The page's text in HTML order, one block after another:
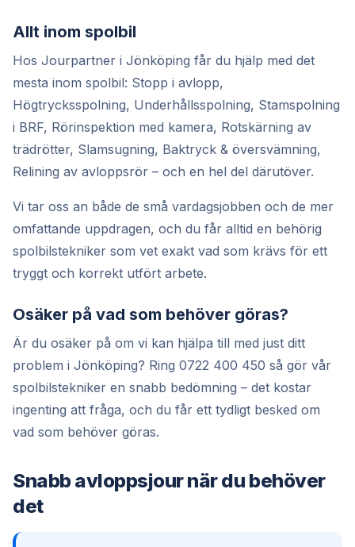
Allt inom spolbil
Hos Jourpartner i Jönköping får du hjälp med det
mesta inom spolbil: Stopp i avlopp,
Högtrycksspolning, Underhållsspolning, Stamspolning
i BRF, Rörinspektion med kamera, Rotskärning av
trädrötter, Slamsugning, Baktryck & översvämning,
Relining av avloppsrör – och en hel del därutöver.
Vi tar oss an både de små vardagsjobben och de mer
omfattande uppdragen, och du får alltid en behörig
spolbilstekniker som vet exakt vad som krävs för ett
tryggt och korrekt utfört arbete.
Osäker på vad som behöver göras?
Är du osäker på om vi kan hjälpa till med just ditt
problem i Jönköping? Ring 0722 400 450 så gör vår
spolbilstekniker en snabb bedömning – det kostar
ingenting att fråga, och du får ett tydligt besked om
vad som behöver göras.
Snabb avloppsjour när du behöver
det